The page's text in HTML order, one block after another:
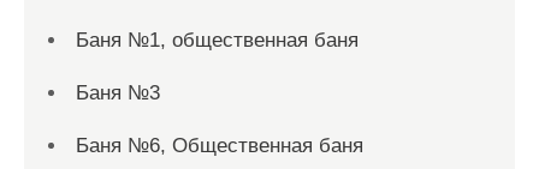
Баня №1, общественная баня
Баня №3
Баня №6, Общественная баня